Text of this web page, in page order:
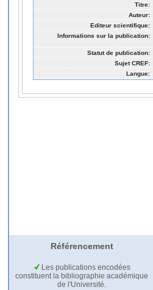
Titre:
Auteur:
Editeur scientifique:
Informations sur la publication:
Statut de publication:
Sujet CREF:
Langue:
Référencement
Les publications encodées
constituent la bibliographie académique
de l'Université.